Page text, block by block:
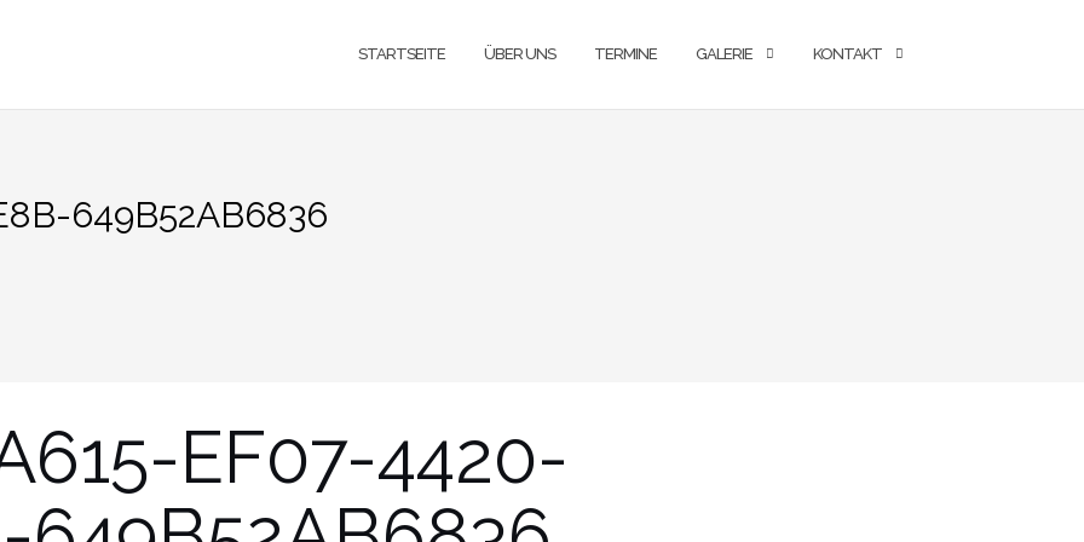
STARTSEITE ÜBER UNS TERMINE GALERIE KONTAKT
649B52AB6836
EF07-4420-